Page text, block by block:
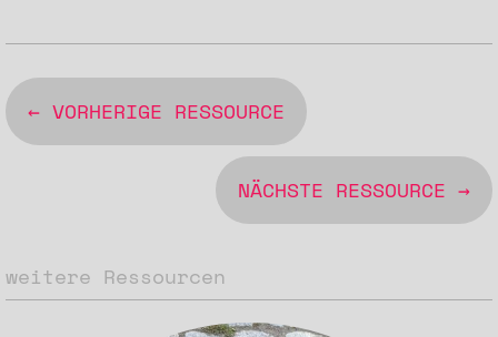
← VORHERIGE RESSOURCE
NÄCHSTE RESSOURCE →
weitere Ressourcen